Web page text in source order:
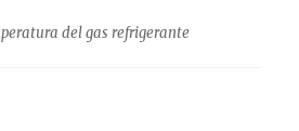
del gas refrigerante